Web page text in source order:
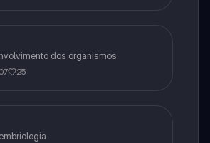
dos organismos
25